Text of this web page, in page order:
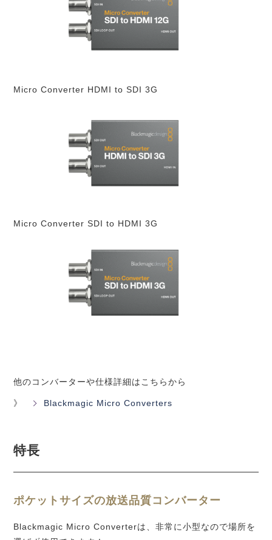
Micro Converter HDMI to SDI 3G
Micro Converter SDI to HDMI 3G
他のコンバーターや仕様詳細はこちらから
》 Blackmagic Micro Converters
特長
ポケットサイズの放送品質コンバーター
Blackmagic Micro Converterは、非常に小型なので場所を